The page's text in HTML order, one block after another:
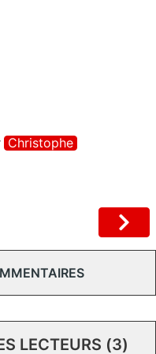
Christophe
LECTEURS (3)